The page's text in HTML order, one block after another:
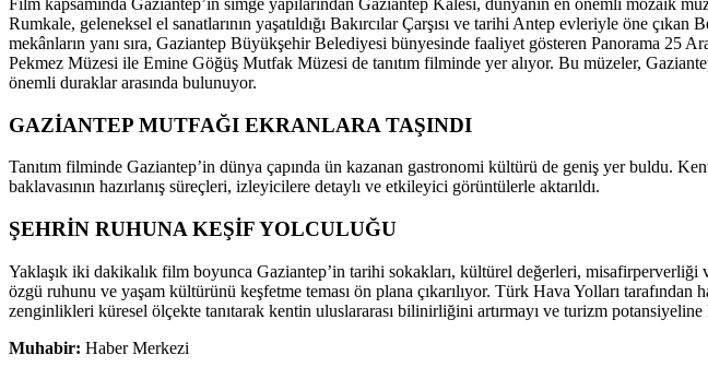
Rumkale, geleneksel el sanatlarının yaşatıldığı Bakırcılar Çarşısı ve tarihi Antep evleriyle öne
mekânların yanı sıra, Gaziantep Büyükşehir Belediyesi bünyesinde faaliyet gösteren Panorama 25
Pekmez Müzesi ile Emine Göğüş Mutfak Müzesi de tanıtım filminde yer alıyor. Bu müzeler,
önemli duraklar arasında bulunuyor.
GAZİANTEP MUTFAĞI EKRANLARA TAŞINDI
Tanıtım filminde Gaziantep’in dünya çapında ün kazanan gastronomi kültürü de geniş yer buldu.
baklavasının hazırlanış süreçleri, izleyicilere detaylı ve etkileyici görüntülerle aktarıldı.
ŞEHRİN RUHUNA KEŞİF YOLCULUĞU
Yaklaşık iki dakikalık film boyunca Gaziantep’in tarihi sokakları, kültürel değerleri,
özgü ruhunu ve yaşam kültürünü keşfetme teması ön plana çıkarılıyor. Türk Hava Yolları
zenginlikleri küresel ölçekte tanıtarak kentin uluslararası bilinirliğini artırmayı ve turizm potansiyeline
Muhabir: Haber Merkezi